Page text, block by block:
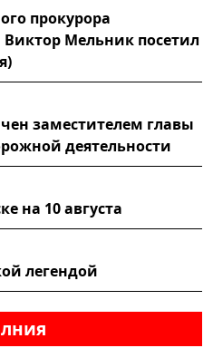
прокурора
Мельник посетил
заместителем главы
деятельности
на 10 августа
легендой